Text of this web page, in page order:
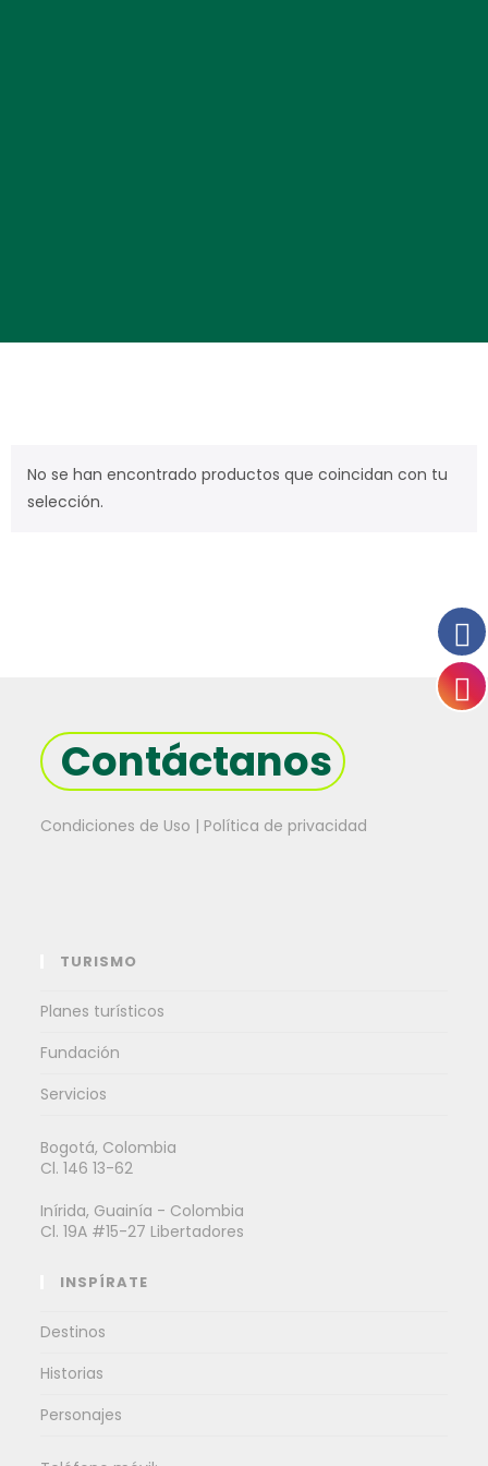
No se han encontrado productos que coincidan con tu
selección.
Contáctanos
Condiciones de Uso | Política de privacidad
TURISMO
Planes turísticos
Fundación
Servicios
Bogotá, Colombia
Cl. 146 13-62
Inírida, Guainía - Colombia
Cl. 19A #15-27 Libertadores
INSPÍRATE
Destinos
Historias
Personajes